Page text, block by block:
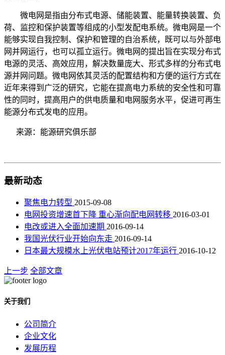
微电网是指由分布式电源、储能装置、能量转换装置、负
荷、监控和保护装置等组成的小型发配电系统。微电网是一个
能够实现自我控制、保护和管理的自治系统，既可以与外部电
网并网运行，也可以孤立运行。微电网的提出旨在实现分布式
电源的灵活、高效应用，解决数量庞大、形式多样的分布式电
源并网问题。微电网依其灵活的配置结构和方便的运行方式在
近年来得到广泛的研究，它能在提高电力系统的安全性和可靠
性的同时，提高用户的供电质量和电网服务水平，促进可再生
能源分布式发电的应用。
来源：能源研究俱乐部
最新动态
聚焦电力转型 2015-09-08
电网投资增速首下降 重心渐向配电网转移 2016-03-01
电改或进入全面加速期 2016-09-14
我国光伏行业开始向东走 2016-09-14
日本最大规模水上光伏电站预计2017年运行 2016-10-12
上一步 全部文章
关于我们
公司简介
企业文化
发展历程